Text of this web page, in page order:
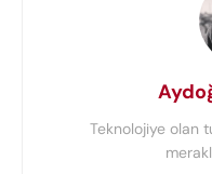
Teknolojiye olan